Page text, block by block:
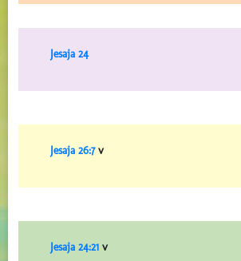
Jesaja 24
Jesaja 26:7v
Jesaja 24:21 v